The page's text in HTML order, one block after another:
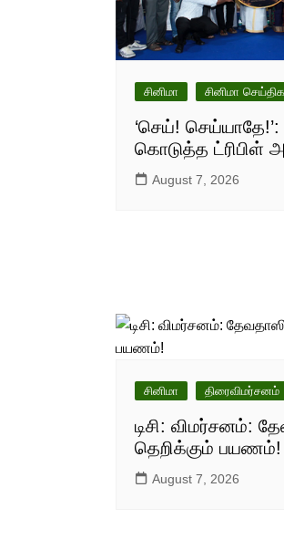
சினிமா சினிமா
‘செய்! செய்யாதே!’:
கொடுத்த ட்ரிபிள்
August 7, 2026
சினிமா திரைவிமர்சனம்
டிசி: விமர்சனம்:
தெறிக்கும் பயணம்!
August 7, 2026